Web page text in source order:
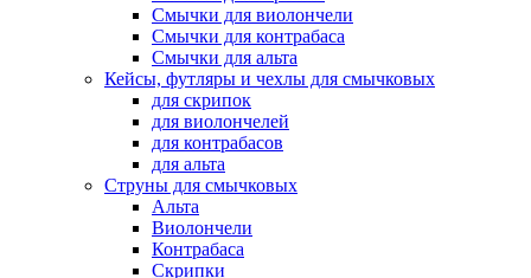
Смычки для виолончели
Смычки для контрабаса
Смычки для альта
Кейсы, футляры и чехлы для смычковых
для скрипок
для виолончелей
для контрабасов
для альта
Струны для смычковых
Альта
Виолончели
Контрабаса
Скрипки